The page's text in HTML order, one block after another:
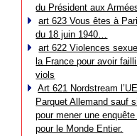
du Président aux
art 623 Vous êtes à
du 18 juin 1940…
art 622 Violences
la France pour avoir
viols
Art 621 Nordstream
Parquet Allemand sauf
pour mener une
pour le Monde Entier.